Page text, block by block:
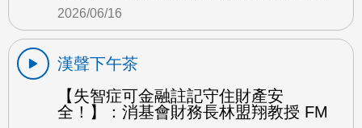
2026/06/16
漢聲下午茶
【失智症可金融註記守住財產安
全！】：消基會財務長林盟翔教授 FM